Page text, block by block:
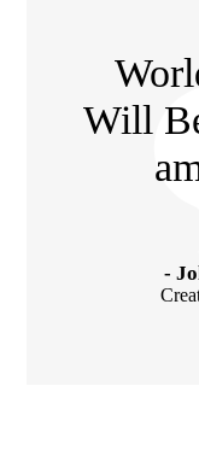
Will